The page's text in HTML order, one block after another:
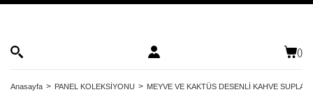
()
Anasayfa PANEL KOLEKSİYONU MEYVE VE KAKTÜS DESENLİ KAHVE SUPLASI